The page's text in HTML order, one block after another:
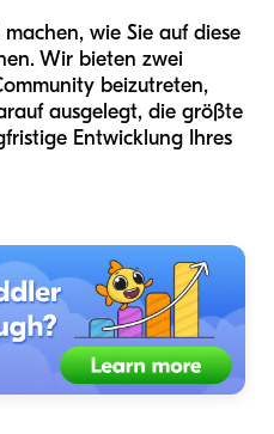
wie Sie auf diese
Wir bieten zwei
beizutreten,
ausgelegt, die größte
Entwicklung Ihres